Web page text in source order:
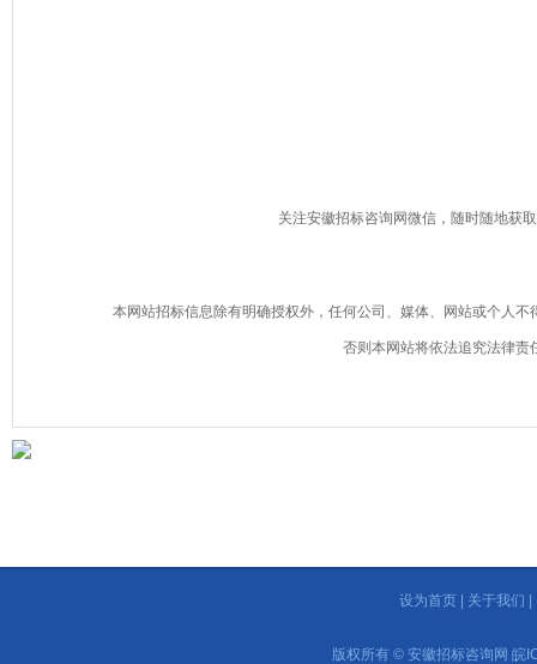
关注安徽招标咨询网微信，随时随地获
本网站招标信息除有明确授权外，任何公司、媒体、网站或个人
否则本网站将依法追究法律责
设为首页 关于我们
版权所有 © 安徽招标咨询网 皖